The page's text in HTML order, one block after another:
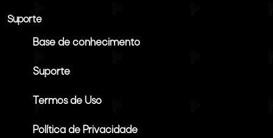
Suporte
Base de conhecimento
Suporte
Termos de Uso
Política de Privacidade